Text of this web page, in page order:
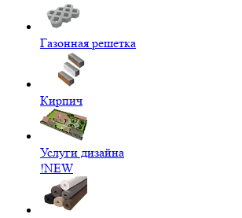
Газонная решетка
Кирпич
Услуги дизайна
!NEW